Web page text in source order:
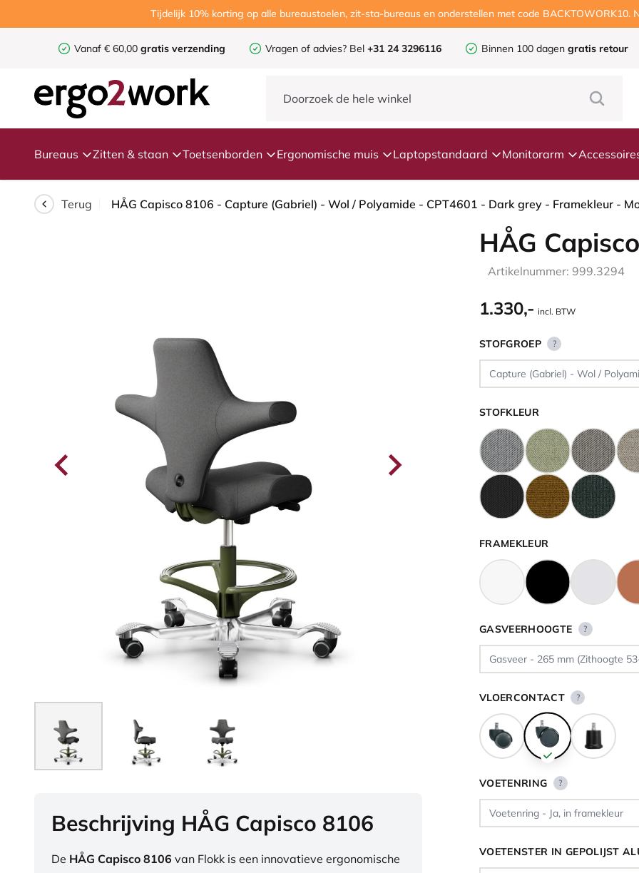
Tijdelijk 10% korting op alle bureaustoelen, zit-sta-bureaus en onderstellen met code BACKTOWORK10.
Vanaf € 60,00 gratis verzending Vragen of advies? Bel +31 24 3296116 Binnen 100 dagen gratis retour
Bureaus Zitten & staan Toetsenborden Ergonomische muis Laptopstandaard Monitorarm
Terug
Beschrijving HÅG Capisco 8106
De HÅG Capisco 8106 van Flokk is een innovatieve ergonomische
HÅG
Artikelnummer: 999.3294
1.330,- incl. BTW
STOFGROEP ?
STOFKLEUR
FRAMEKLEUR
GASVEERHOOGTE ?
VLOERCONTACT ?
VOETENRING ?
VOETENSTER IN GEPOLIJST